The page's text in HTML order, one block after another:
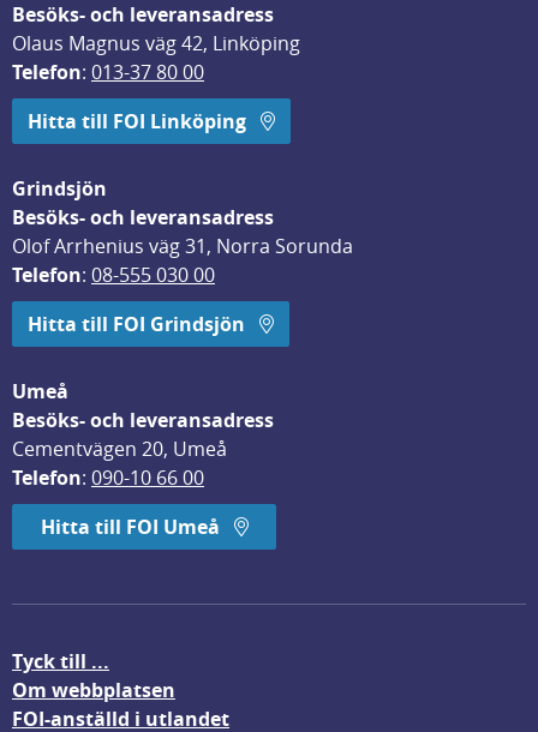
Besöks- och leveransadress
Olaus Magnus väg 42, Linköping
Telefon: 013-37 80 00
Hitta till FOI Linköping
Grindsjön
Besöks- och leveransadress
Olof Arrhenius väg 31, Norra Sorunda
Telefon: 08-555 030 00
Hitta till FOI Grindsjön
Umeå
Besöks- och leveransadress
Cementvägen 20, Umeå
Telefon: 090-10 66 00
Hitta till FOI Umeå
Tyck till ...
Om webbplatsen
FOI-anställd i utlandet